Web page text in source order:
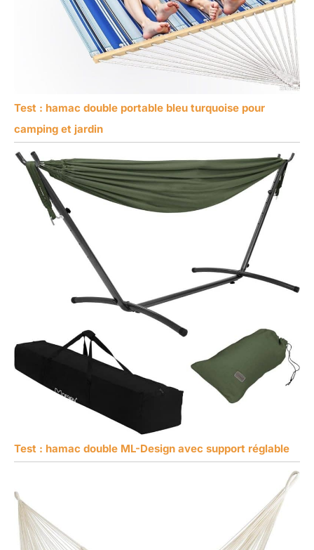
Test : hamac double portable bleu turquoise pour
camping et jardin
Test : hamac double ML-Design avec support réglable